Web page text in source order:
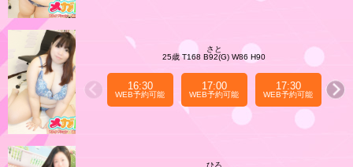
さと
25歳 T168 B92(G) W86 H90
16:30
WEB予約可能
17:00
WEB予約可能
17:30
WEB予約可能
ひろ